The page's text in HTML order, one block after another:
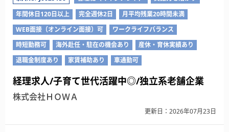
年間休日120日以上
完全週休2日
月平均残業20時間未満
WEB面接（オンライン面接）可
ワークライフバランス
時短勤務可
海外赴任・駐在の機会あり
産休・育休実績あり
退職金制度あり
家賃補助あり 車通勤可
経理求人/子育て世代活躍中◎/独立系老舗企業
株式会社ＨＯＷＡ
更新日：2026年07月23日